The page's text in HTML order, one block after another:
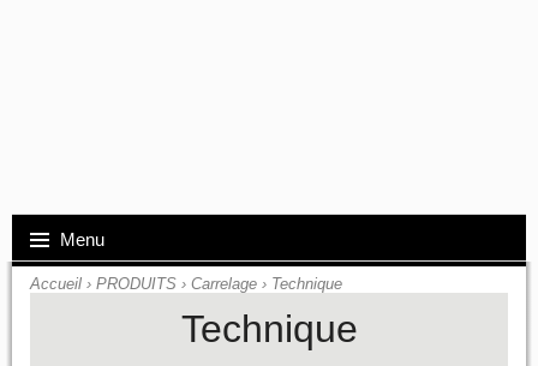
Menu
Accueil › PRODUITS › Carrelage › Technique
Technique